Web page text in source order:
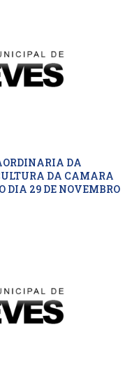
DA
DA CAMARA
DIA 29 DE NOVEMBRO